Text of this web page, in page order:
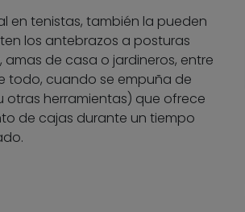
en tenistas, también la pueden
los antebrazos a posturas
de casa o jardineros, entre
todo, cuando se empuña de
herramientas) que ofrece
de cajas durante un tiempo